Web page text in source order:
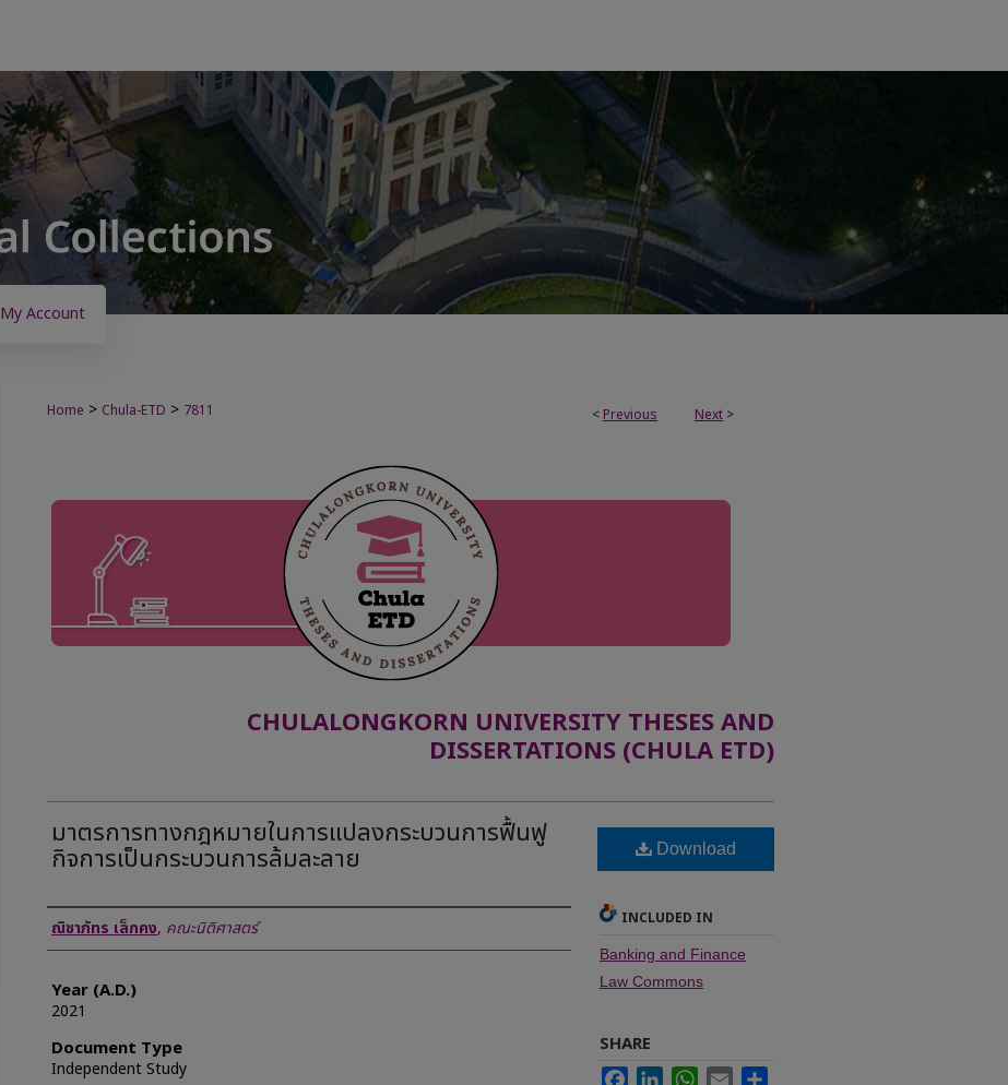
My Account
< Previous Next >
Home > Chula-ETD > 7811
CHULALONGKORN UNIVERSITY THESES AND
DISSERTATIONS (CHULA ETD)
มาตรการทางกฎหมายในการแปลงกระบวนการฟื้นฟู
กิจการเป็นกระบวนการล้มละลาย
Author
ณิชาภัทร เล็กคง, คณะนิติศาสตร์
Year (A.D.)
2021
Document Type
Independent Study
Download
INCLUDED IN
Banking and Finance
Law Commons
SHARE
FacebookLinkedInWhatsApp
Email